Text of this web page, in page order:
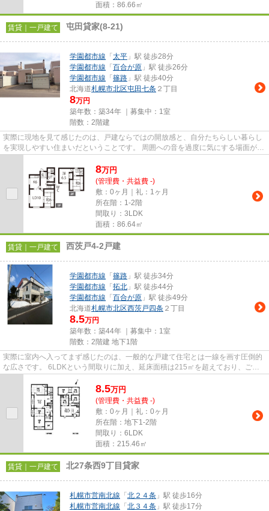
面積：86.66㎡
賃貸｜一戸建て 屯田貸家(8-21)
学園都市線 「 太平 」駅 徒歩28分
学園都市線 「 百合が原 」駅 徒歩26分
学園都市線 「 篠路 」駅 徒歩40分
北海道札幌市北区屯田七条 ２丁目
8万円
築年数：築34年 ｜募集中： 1室
階数：2階建
実際に現地を見て感じたのは、戸建ならではの開放感と、自分たちらしい暮らし
を実現しやすい住まいだということです。 周囲への音を過度に気にする場面が少
8万円
(管理費・共益費 -)
敷：0ヶ月｜礼：1ヶ月
所在階：1-2階
間取り：3LDK
面積：86.64㎡
賃貸｜一戸建て 西茨戸4-2戸建
学園都市線 「 篠路 」駅 徒歩34分
学園都市線 「 拓北 」駅 徒歩44分
学園都市線 「 百合が原 」駅 徒歩49分
北海道札幌市北区西茨戸四条 ２丁目
8.5万円
築年数：築44年 ｜募集中： 1室
階数：2階建 地下1階
実際に室内へ入ってまず感じたのは、一般的な戸建て住宅とは一線を画す圧倒的
な広さです。 6LDKという間取りに加え、延床面積は215㎡を超えており、ご家
族が多い方や二世帯での暮らし...
8.5万円
(管理費・共益費 -)
敷：0ヶ月｜礼：0ヶ月
所在階：地下1-2階
間取り：6LDK
面積：215.46㎡
賃貸｜一戸建て 北27条西9丁目貸家
札幌市営南北線 「 北２４条 」駅 徒歩16分
札幌市営南北線 「 北３４条 」駅 徒歩17分